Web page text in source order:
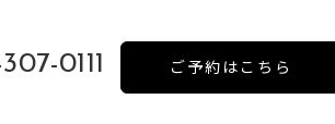
0111 ご予約はこちら